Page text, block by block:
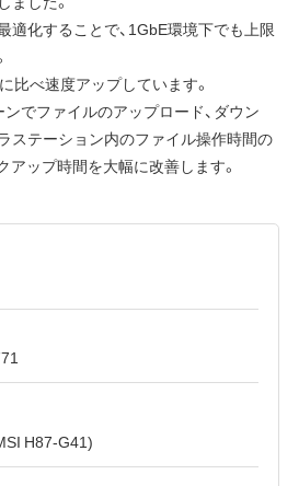
適化することで、1GbE環境下でも上限
比べ速度アップしています。
でファイルのアップロード、ダウン
ステーション内のファイル操作時間の
アップ時間を大幅に改善します。
H87-G41)